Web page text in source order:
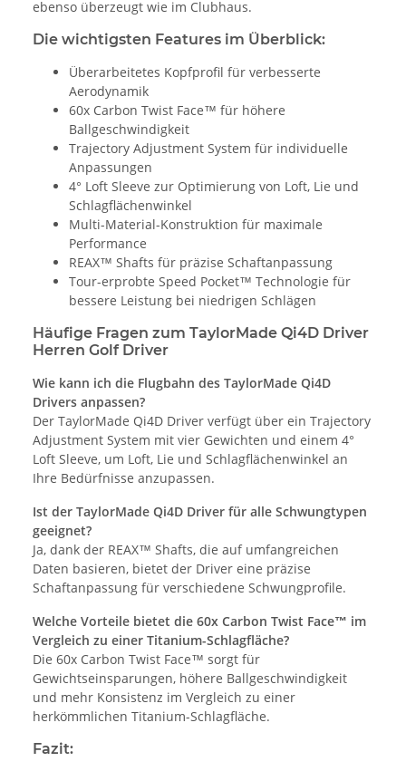
ebenso überzeugt wie im Clubhaus.
Die wichtigsten Features im Überblick:
Überarbeitetes Kopfprofil für verbesserte
Aerodynamik
60x Carbon Twist Face™ für höhere
Ballgeschwindigkeit
Trajectory Adjustment System für individuelle
Anpassungen
4° Loft Sleeve zur Optimierung von Loft, Lie und
Schlagflächenwinkel
Multi-Material-Konstruktion für maximale
Performance
REAX™ Shafts für präzise Schaftanpassung
Tour-erprobte Speed Pocket™ Technologie für
bessere Leistung bei niedrigen Schlägen
Häufige Fragen zum TaylorMade Qi4D Driver
Herren Golf Driver
Wie kann ich die Flugbahn des TaylorMade Qi4D
Drivers anpassen?
Der TaylorMade Qi4D Driver verfügt über ein Trajectory
Adjustment System mit vier Gewichten und einem 4°
Loft Sleeve, um Loft, Lie und Schlagflächenwinkel an
Ihre Bedürfnisse anzupassen.
Ist der TaylorMade Qi4D Driver für alle Schwungtypen
geeignet?
Ja, dank der REAX™ Shafts, die auf umfangreichen
Daten basieren, bietet der Driver eine präzise
Schaftanpassung für verschiedene Schwungprofile.
Welche Vorteile bietet die 60x Carbon Twist Face™ im
Vergleich zu einer Titanium-Schlagfläche?
Die 60x Carbon Twist Face™ sorgt für
Gewichtseinsparungen, höhere Ballgeschwindigkeit
und mehr Konsistenz im Vergleich zu einer
herkömmlichen Titanium-Schlagfläche.
Fazit: